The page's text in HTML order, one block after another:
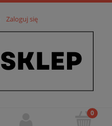
Zaloguj się